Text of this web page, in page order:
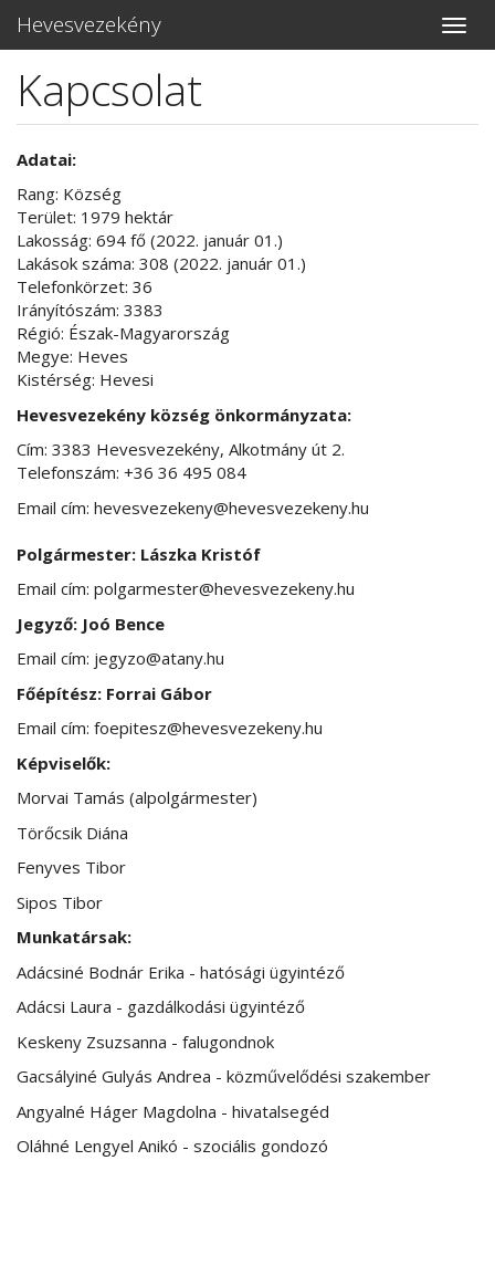
Ugrás
tartalomra
Hevesvezekény
Toggle
Kapcsolat
Adatai:
Rang: Község
Terület: 1979 hektár
Lakosság: 694 fő (2022. január 01.)
Lakások száma: 308 (2022. január 01.)
Telefonkörzet: 36
Irányítószám: 3383
Régió: Észak-Magyarország
Megye: Heves
Kistérség: Hevesi
Hevesvezekény község önkormányzata:
Cím: 3383 Hevesvezekény, Alkotmány út 2.
Telefonszám: +36 36 495 084
Email cím: hevesvezekeny@hevesvezekeny.hu
Polgármester: Lászka Kristóf
Email cím: polgarmester@hevesvezekeny.hu
Jegyző: Joó Bence
Email cím: jegyzo@atany.hu
Főépítész: Forrai Gábor
Email cím: foepitesz@hevesvezekeny.hu
Képviselők:
Morvai Tamás (alpolgármester)
Törőcsik Diána
Fenyves Tibor
Sipos Tibor
Munkatársak:
Adácsiné Bodnár Erika - hatósági ügyintéző
Adácsi Laura - gazdálkodási ügyintéző
Keskeny Zsuzsanna - falugondnok
Gacsályiné Gulyás Andrea - közművelődési szakember
Angyalné Háger Magdolna - hivatalsegéd
Oláhné Lengyel Anikó - szociális gondozó